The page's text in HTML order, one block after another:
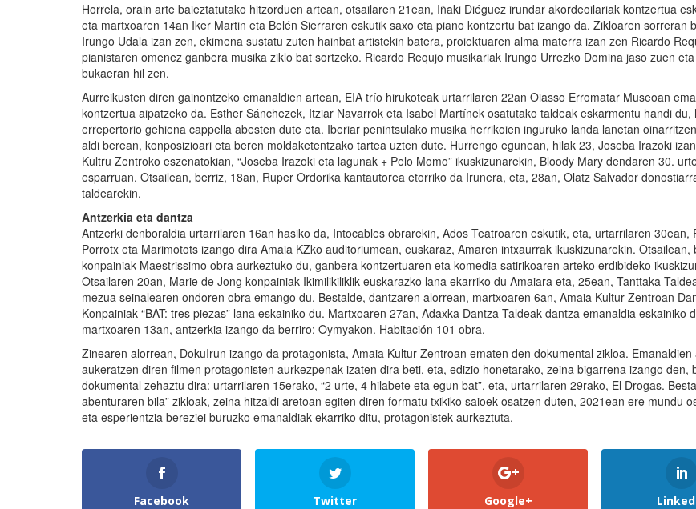
Horrela, orain arte baieztatutako hitzorduen artean, otsailaren 21ean, Iñaki Diéguez irundar akordeoilariak kontzertua
eta martxoaren 14an Iker Martin eta Belén Sierraren eskutik saxo eta piano kontzertu bat izango da. Zikloaren sorreran
Irungo Udala izan zen, ekimena sustatu zuten hainbat artistekin batera, proiektuaren alma materra izan zen Ricardo
pianistaren omenez ganbera musika ziklo bat sortzeko. Ricardo Requjo musikariak Irungo Urrezko Domina jaso zuen
bukaeran hil zen.
Aurreikusten diren gainontzeko emanaldien artean, EIA trío hirukoteak urtarrilaren 22an Oiasso Erromatar Museoan
kontzertua aipatzeko da. Esther Sánchezek, Itziar Navarrok eta Isabel Martínek osatutako taldeak eskarmentu handi du,
errepertorio gehiena cappella abesten dute eta. Iberiar penintsulako musika herrikoien inguruko landa lanetan
aldi berean, konposizioari eta beren moldaketentzako tartea uzten dute. Hurrengo egunean, hilak 23, Joseba Irazoki
Kultru Zentroko eszenatokian, “Joseba Irazoki eta lagunak + Pelo Momo” ikuskizunarekin, Bloody Mary dendaren 30.
esparruan. Otsailean, berriz, 18an, Ruper Ordorika kantautorea etorriko da Irunera, eta, 28an, Olatz Salvador
taldearekin.
Antzerkia eta dantza
Antzerki denboraldia urtarrilaren 16an hasiko da, Intocables obrarekin, Ados Teatroaren eskutik, eta, urtarrilaren 30ean,
Porrotx eta Marimotots izango dira Amaia KZko auditoriumean, euskaraz, Amaren intxaurrak ikuskizunarekin. Otsailean,
konpainiak Maestrissimo obra aurkeztuko du, ganbera kontzertuaren eta komedia satirikoaren arteko erdibideko
Otsailaren 20an, Marie de Jong konpainiak Ikimilikiliklik euskarazko lana ekarriko du Amaiara eta, 25ean, Tanttaka
mezua seinalearen ondoren obra emango du. Bestalde, dantzaren alorrean, martxoaren 6an, Amaia Kultur Zentroan
Konpainiak “BAT: tres piezas” lana eskainiko du. Martxoaren 27an, Adaxka Dantza Taldeak dantza emanaldia eskainiko
martxoaren 13an, antzerkia izango da berriro: Oymyakon. Habitación 101 obra.
Zinearen alorrean, DokuIrun izango da protagonista, Amaia Kultur Zentroan ematen den dokumental zikloa. Emanaldien
aukeratzen diren filmen protagonisten aurkezpenak izaten dira beti, eta, edizio honetarako, zeina bigarrena izango den,
dokumental zehaztu dira: urtarrilaren 15erako, “2 urte, 4 hilabete eta egun bat”, eta, urtarrilaren 29rako, El Drogas.
abenturaren bila” zikloak, zeina hitzaldi aretoan egiten diren formatu txikiko saioek osatzen duten, 2021ean ere mundu
eta esperientzia bereziei buruzko emanaldiak ekarriko ditu, protagonistek aurkeztuta.
Facebook Twitter Google+